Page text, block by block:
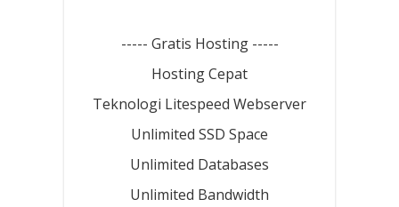
----- Gratis Hosting -----
Hosting Cepat
Teknologi Litespeed Webserver
Unlimited SSD Space
Unlimited Databases
Unlimited Bandwidth